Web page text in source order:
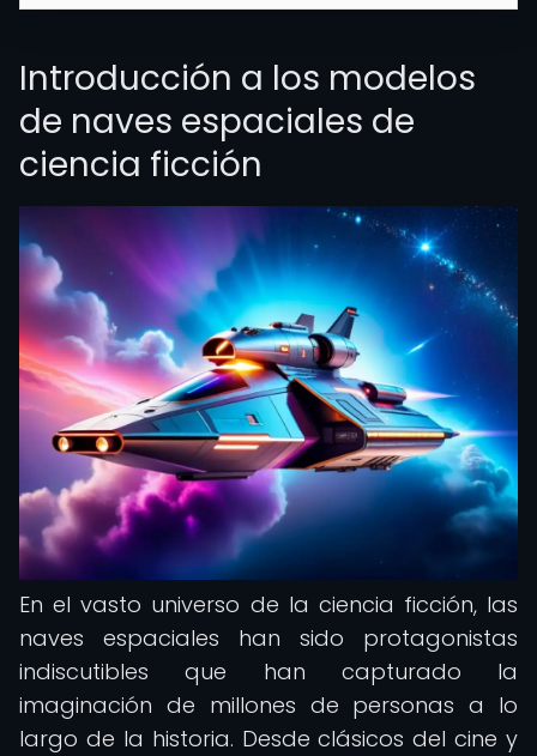
Introducción a los modelos
de naves espaciales de
ciencia ficción
En el vasto universo de la ciencia ficción, las
naves espaciales han sido protagonistas
indiscutibles que han capturado la
imaginación de millones de personas a lo
largo de la historia. Desde clásicos del cine y